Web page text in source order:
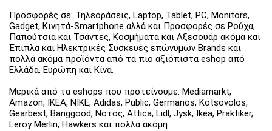
Προσφορές σε: Τηλεοράσεις, Laptop, Tablet, PC, Monitors,
Gadget, Κινητά-Smartphone αλλά και Προσφορές σε Ρούχα,
Παπούτσια και Τσάντες, Κοσμήματα και Αξεσουάρ ακόμα και
Έπιπλα και Ηλεκτρικές Συσκευές επώνυμων Brands και
πολλά ακόμα προϊόντα από τα πιο αξιόπιστα eshop από
Ελλάδα, Ευρώπη και Κίνα.
Μερικά από τα eshops που προτείνουμε: Mediamarkt,
Amazon, IKEA, NIKE, Adidas, Public, Germanos, Kotsovolos,
Gearbest, Banggood, Νοτος, Attica, Lidl, Jysk, Ikea, Praktiker,
Leroy Merlin, Hawkers και πολλά ακόμη.